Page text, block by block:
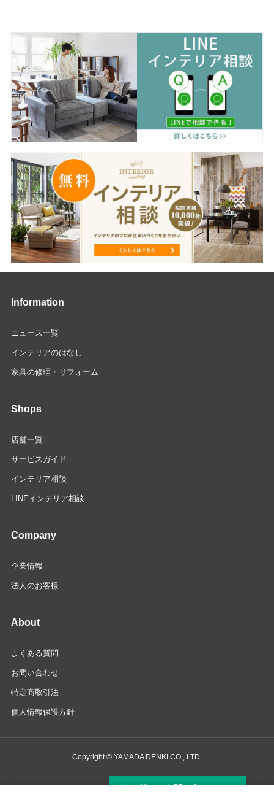
Information
ニュース一覧
インテリアのはなし
家具の修理・リフォーム
Shops
店舗一覧
サービスガイド
インテリア相談
LINEインテリア相談
Company
企業情報
法人のお客様
About
よくある質問
お問い合わせ
特定商取引法
個人情報保護方針
Copyright © YAMADA DENKI CO., LTD.
商品検索・お問い合わせ